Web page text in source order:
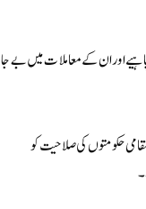
اور ان کے معاملات میں بے جا
حکومتوں کی صلاحیت کو